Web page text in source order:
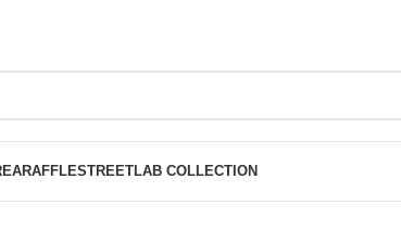
RAFFLESTREETLAB COLLECTION